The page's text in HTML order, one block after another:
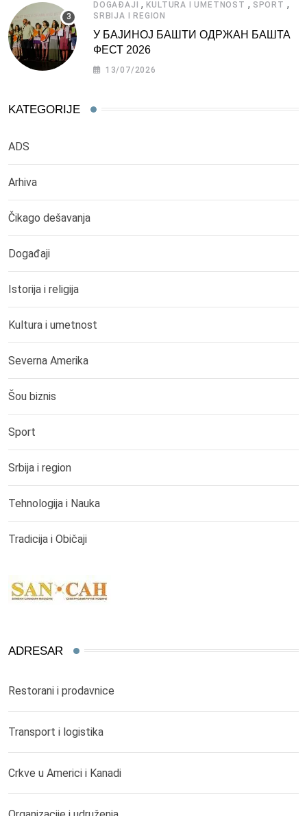
DOGAĐAJI ,KULTURA I UMETNOST , SPORT ,
SRBIJA I REGION
У БАЈИНОЈ БАШТИ ОДРЖАН БАШТА
ФЕСТ 2026
13/07/2026
KATEGORIJE
ADS
Arhiva
Čikago dešavanja
Događaji
Istorija i religija
Kultura i umetnost
Severna Amerika
Šou biznis
Sport
Srbija i region
Tehnologija i Nauka
Tradicija i Običaji
ADRESAR
Restorani i prodavnice
Transport i logistika
Crkve u Americi i Kanadi